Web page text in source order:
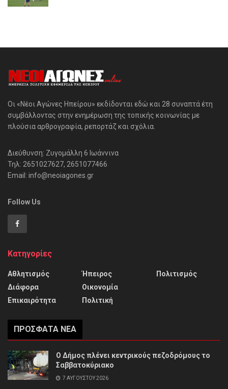
Οι «Νέοι Αγώνες Ηπείρου» εκδίδονται εδώ και 28 συναπτά έτη
συμβάλλοντας στην ενημέρωση της τοπικής κοινωνίας με
πλούσια αρθρογραφία, ρεπορτάζ και σχόλια.
Διεύθυνση: Ζυγομάλλη 6 Ιωάννινα
Τηλ: 2651027627, 2651077466
Email: info@neoiagones.gr
Follow Us
Κατηγορίες
Αθλητισμός
Διάφορα
Επικαιρότητα
Ήπειρος
Οικονομία
Πολιτική
Πολιτισμός
ΠΡΌΣΦΑΤΑ ΝΈΑ
Ο Δήμος πλένει κεντρικούς πεζοδρόμους το
Σαββατοκύριακο
7 ΑΥΓΟΎΣΤΟΥ 2026